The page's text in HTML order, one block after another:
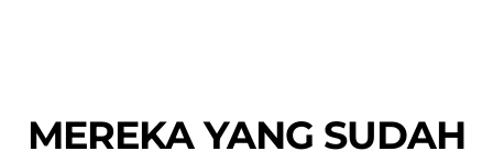
BERSAMA FOODIZZ